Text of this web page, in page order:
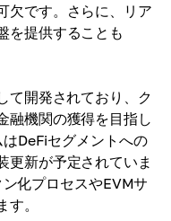
欠です。さらに、リア
を提供することも
て開発されており、ク
融機関の獲得を目指し
DeFiセグメントへの
更新が予定されていま
化プロセスやEVMサ
。